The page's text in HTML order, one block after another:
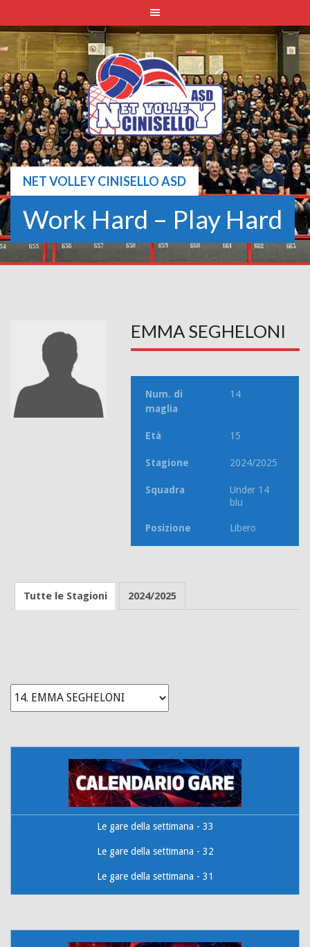
to
content
NET VOLLEY CINISELLO ASD
Work Hard – Play Hard
EMMA SEGHELONI
Num. di
maglia
14
Età 15
Stagione 2024/2025
Squadra
Under 14
blu
Posizione Libero
Tutte le Stagioni 2024/2025
Le gare della settimana - 33
Le gare della settimana - 32
Le gare della settimana - 31